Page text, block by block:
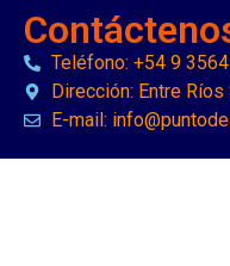
Teléfono: +54 9
Dirección: Entre
E-mail: